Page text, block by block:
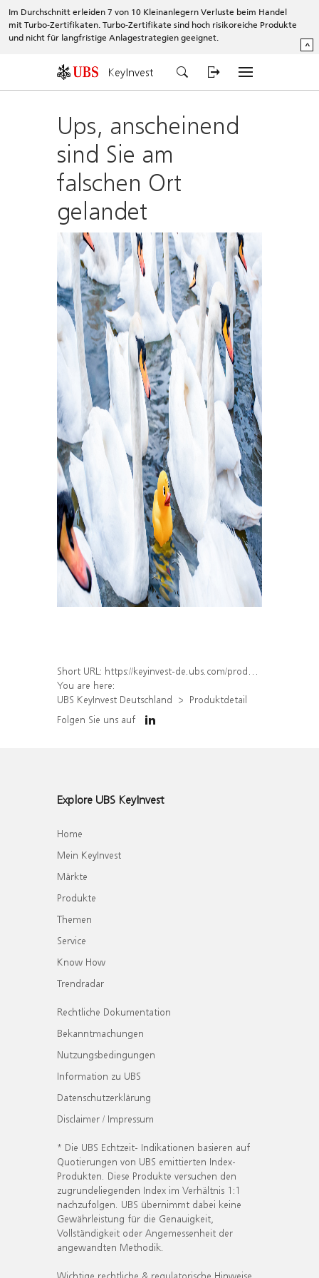
Im Durchschnitt erleiden 7 von 10 Kleinanlegern Verluste beim Handel
mit Turbo-Zertifikaten. Turbo-Zertifikate sind hoch risikoreiche Produkte
und nicht für langfristige Anlagestrategien geeignet.
^
KeyInvest
Ups, anscheinend
sind Sie am
falschen Ort
gelandet
Short URL: https://keyinvest-de.ubs.com/produkt/detail/index/isin/DE000WA420C9
You are here:
UBS KeyInvest Deutschland
Produktdetail
Folgen Sie uns auf
Explore UBS KeyInvest
Home
Mein KeyInvest
Märkte
Produkte
Themen
Service
Know How
Trendradar
Rechtliche Dokumentation
Bekanntmachungen
Nutzungsbedingungen
Information zu UBS
Datenschutzerklärung
Disclaimer / Impressum
* Die UBS Echtzeit- Indikationen basieren auf
Quotierungen von UBS emittierten Index-
Produkten. Diese Produkte versuchen den
zugrundeliegenden Index im Verhältnis 1:1
nachzufolgen. UBS übernimmt dabei keine
Gewährleistung für die Genauigkeit,
Vollständigkeit oder Angemessenheit der
angewandten Methodik.